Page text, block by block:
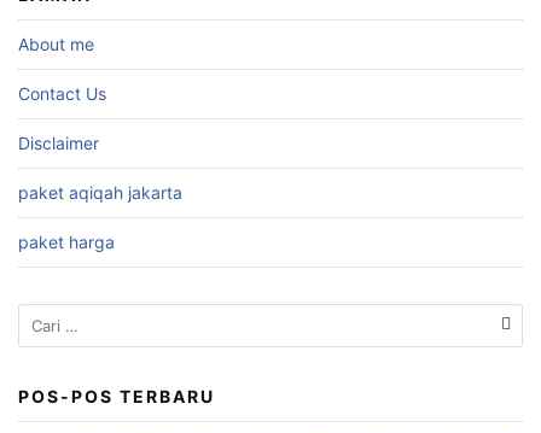
About me
Contact Us
Disclaimer
paket aqiqah jakarta
paket harga
Cari
untuk:
POS-POS TERBARU